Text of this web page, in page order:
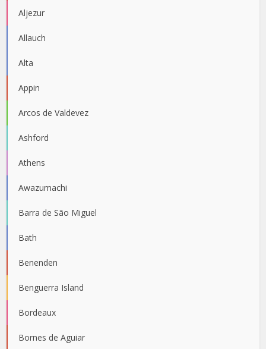
Aljezur
Allauch
Alta
Appin
Arcos de Valdevez
Ashford
Athens
Awazumachi
Barra de São Miguel
Bath
Benenden
Benguerra Island
Bordeaux
Bornes de Aguiar